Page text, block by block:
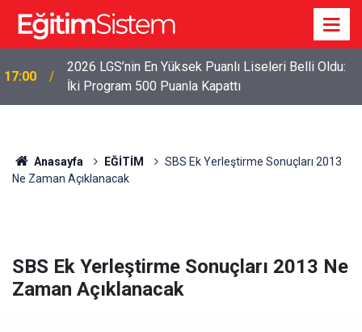
17:00
2026 LGS’nin En Yüksek Puanlı Liseleri Belli Oldu:
İki Program 500 Puanla Kapattı
Anasayfa EĞİTİM
SBS Ek Yerleştirme Sonuçları 2013
Ne Zaman Açıklanacak
SBS Ek Yerleştirme Sonuçları 2013 Ne
Zaman Açıklanacak